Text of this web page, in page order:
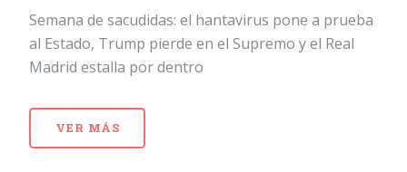
Semana de sacudidas: el hantavirus pone a prueba
al Estado, Trump pierde en el Supremo y el Real
Madrid estalla por dentro
VER MÁS